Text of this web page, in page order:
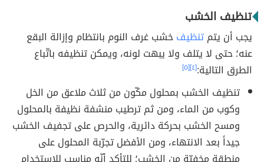
تنظيف الخشب
يجب أن يتمتنظيفخشب غرف النوم بانتظام وإزالة البقع
عنه؛ حتى لا يتلف ولا يبهت لونه، ويمكن تنظيفه باتّباع
الطرق التالية:[٤] [٥]
تنظيف الخشب بمحلول مكّون من ثلاث ملاعق من الخل
وكوب من الماء، ومن ثم ترطيب منشفة نظيفة بالمحلول
ومسح الخشب بحركة دائرية، والحرص على تجفيف الخشب
جيداً بعد الانتهاء، ومن الأفضل تجرّبة المحلول على